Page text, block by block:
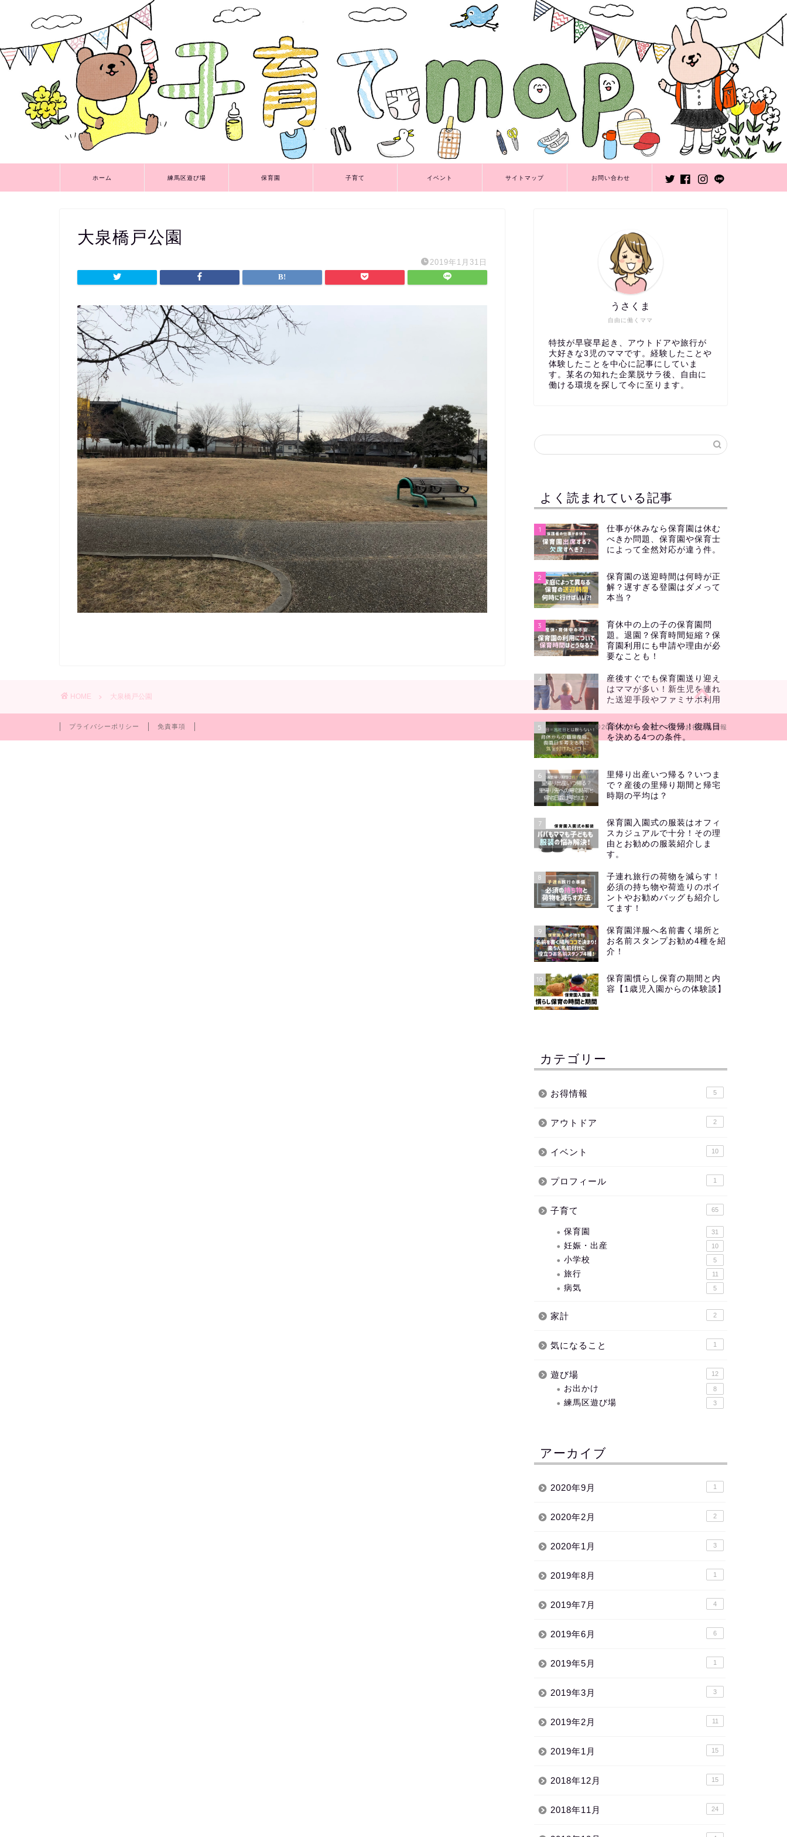
ホーム 練馬区遊び場 保育園 子育て イベント サイトマップ お問い合わせ
大泉橋戸公園
2019年1月31日
自由に働くママ
うさくま
特技が早寝早起き、アウトドアや旅行が
大好きな3児のママです。経験したことや
体験したことを中心に記事にしていま
す。某名の知れた企業脱サラ後、自由に
働ける環境を探して今に至ります。
よく読まれている記事
1
仕事が休みなら保育園は休む
べきか問題、保育園や保育士
によって全然対応が違う件。
2
保育園の送迎時間は何時が正
解？遅すぎる登園はダメって
本当？
3
育休中の上の子の保育園問
題。退園？保育時間短縮？保
育園利用にも申請や理由が必
要なことも！
4
産後すぐでも保育園送り迎え
はママが多い！新生児を連れ
た送迎手段やファミサポ利用
5
育休から会社へ復帰！復職日
を決める4つの条件。
6
里帰り出産いつ帰る？いつま
で？産後の里帰り期間と帰宅
時期の平均は？
7
保育園入園式の服装はオフィ
スカジュアルで十分！その理
由とお勧めの服装紹介しま
す。
8
子連れ旅行の荷物を減らす！
必須の持ち物や荷造りのポイ
ントやお勧めバッグも紹介し
てます！
9
保育園洋服へ名前書く場所と
お名前スタンプお勧め4種を紹
介！
10
保育園慣らし保育の期間と内
容【1歳児入園からの体験談】
カテゴリー
お得情報 5
アウトドア 2
イベント 10
プロフィール 1
子育て 65
保育園 31
妊娠・出産 10
小学校 5
旅行 11
病気 5
家計 2
気になること 1
遊び場 12
お出かけ 8
練馬区遊び場 3
アーカイブ
2020年9月 1
2020年2月 2
2020年1月 3
2019年8月 1
2019年7月 4
2019年6月 6
2019年5月 1
2019年3月 3
2019年2月 11
2019年1月 15
2018年12月 15
2018年11月 24
HOME 大泉橋戸公園
プライバシーポリシー 免責事項 2018–2026 子育てママのお役立ち情報